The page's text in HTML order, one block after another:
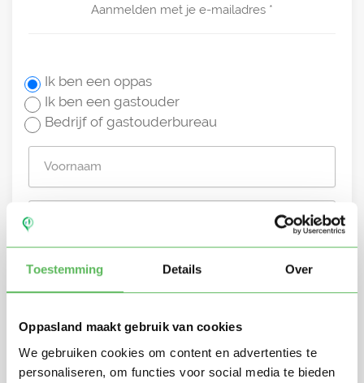
Toestemming Details Over
Oppasland maakt gebruik van cookies
We gebruiken cookies om content en advertenties te
personaliseren, om functies voor social media te bieden
Aanmelden met je e-mailadres
Ik ben een oppas
Ik ben een gastouder
Bedrijf of gastouderbureau
Stuur mij nieuwe profielen in mijn omgeving per